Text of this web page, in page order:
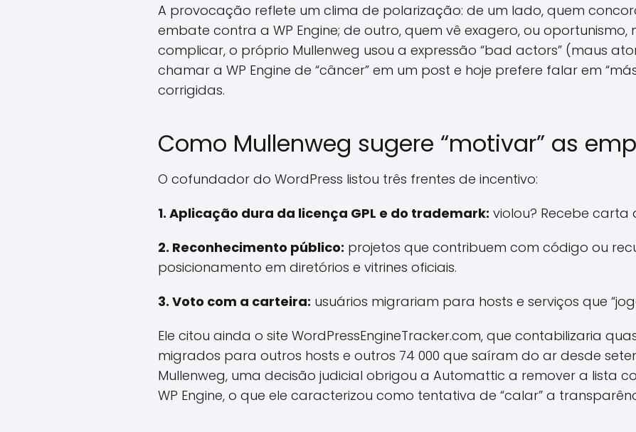
A provocação reflete um clima de polarização: de um lado, quem
embate contra a WP Engine; de outro, quem vê exagero, ou oportunismo,
complicar, o próprio Mullenweg usou a expressão “bad actors” (maus
chamar a WP Engine de “câncer” em um post e hoje prefere falar em
corrigidas.
Como Mullenweg sugere “motivar” as
O cofundador do WordPress listou três frentes de incentivo:
1. Aplicação dura da licença GPL e do trademark: violou? Recebe
2. Reconhecimento público: projetos que contribuem com código ou
posicionamento em diretórios e vitrines oficiais.
3. Voto com a carteira: usuários migrariam para hosts e serviços que
Ele citou ainda o site WordPressEngineTracker.com, que contabilizaria
migrados para outros hosts e outros 74 000 que saíram do ar desde
Mullenweg, uma decisão judicial obrigou a Automattic a remover a lista
WP Engine, o que ele caracterizou como tentativa de “calar” a